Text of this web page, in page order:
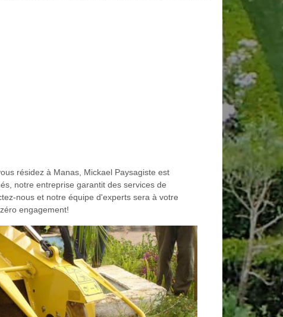
résidez à Manas, Mickael Paysagiste est
notre entreprise garantit des services de
nous et notre équipe d'experts sera à votre
engagement!